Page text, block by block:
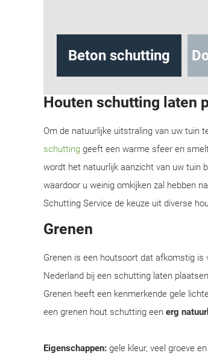
Beton schutting
Houten schutting laten
Om de natuurlijke uitstraling van uw tuin
schutting geeft een warme sfeer en
wordt het natuurlijk aanzicht van uw tuin
waardoor u weinig omkijken zal hebben
Schutting Service de keuze uit diverse
Grenen
Grenen is een houtsoort dat afkomstig
Nederland bij een schutting laten
Grenen heeft een kenmerkende gele
een grenen hout schutting een erg
Eigenschappen: gele kleur, veel groeve